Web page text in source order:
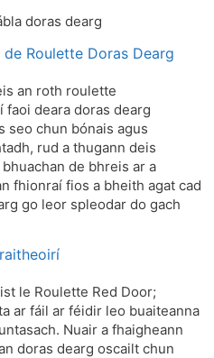
Roulette Doras Dearg
an roth roulette
deara doras dearg
seo chun bónais agus
rud a thugann deis
de bhreis ar a
fhionraí fios a bheith agat cad
go leor spleodar do gach
le Roulette Red Door;
ar fáil ar féidir leo buaiteanna
Nuair a fhaigheann
doras dearg oscailt chun